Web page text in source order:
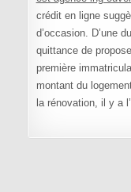
crédit en ligne
d’occasion. D’une
quittance de
première
montant du
la rénovation, il y a